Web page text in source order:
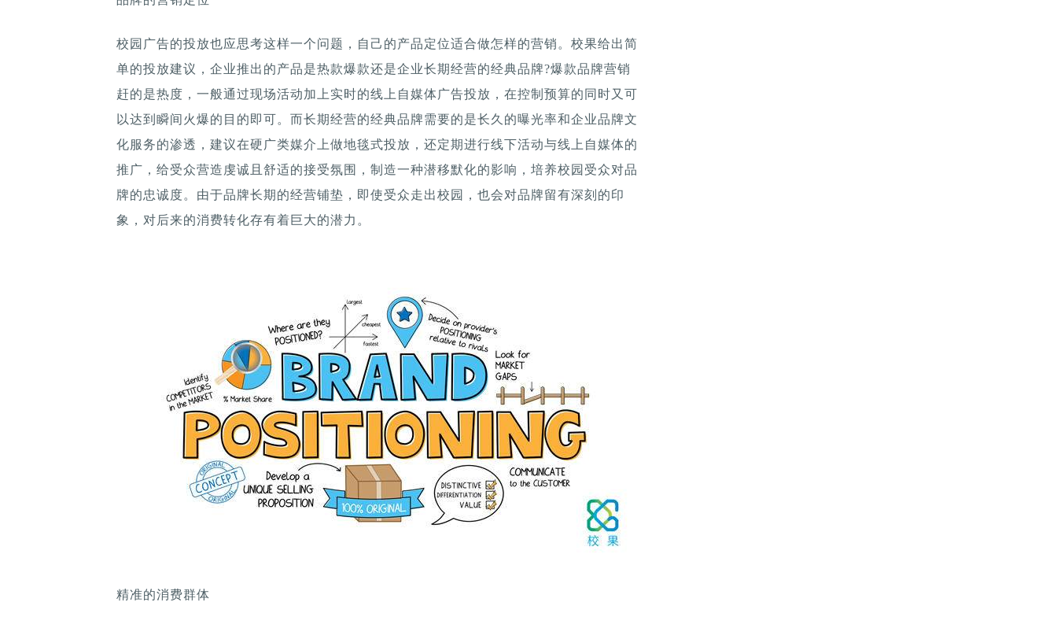
校园广告的投放也应思考这样一个问题，自己的产品定位适合做怎样的营销。校果给出简
单的投放建议，企业推出的产品是热款爆款还是企业长期经营的经典品牌?爆款品牌营销
赶的是热度，一般通过现场活动加上实时的线上自媒体广告投放，在控制预算的同时又可
以达到瞬间火爆的目的即可。而长期经营的经典品牌需要的是长久的曝光率和企业品牌文
化服务的渗透，建议在硬广类媒介上做地毯式投放，还定期进行线下活动与线上自媒体的
推广，给受众营造虔诚且舒适的接受氛围，制造一种潜移默化的影响，培养校园受众对品
牌的忠诚度。由于品牌长期的经营铺垫，即使受众走出校园，也会对品牌留有深刻的印
象，对后来的消费转化存有着巨大的潜力。
精准的消费群体